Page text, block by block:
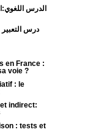
الدرس
درس التعبير
en France :
voie ?
: le
indirect:
: tests et